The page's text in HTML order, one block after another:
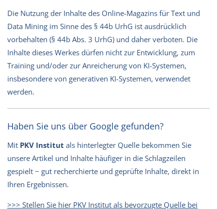
Die Nutzung der Inhalte des Online-Magazins für Text und
Data Mining im Sinne des § 44b UrhG ist ausdrücklich
vorbehalten (§ 44b Abs. 3 UrhG) und daher verboten. Die
Inhalte dieses Werkes dürfen nicht zur Entwicklung, zum
Training und/oder zur Anreicherung von KI-Systemen,
insbesondere von generativen KI-Systemen, verwendet
werden.
Haben Sie uns über Google gefunden?
Mit PKV Institut als hinterlegter Quelle bekommen Sie
unsere Artikel und Inhalte häufiger in die Schlagzeilen
gespielt − gut recherchierte und geprüfte Inhalte, direkt in
Ihren Ergebnissen.
>>> Stellen Sie hier PKV Institut als bevorzugte Quelle bei